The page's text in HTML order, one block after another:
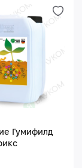
Гумифилд